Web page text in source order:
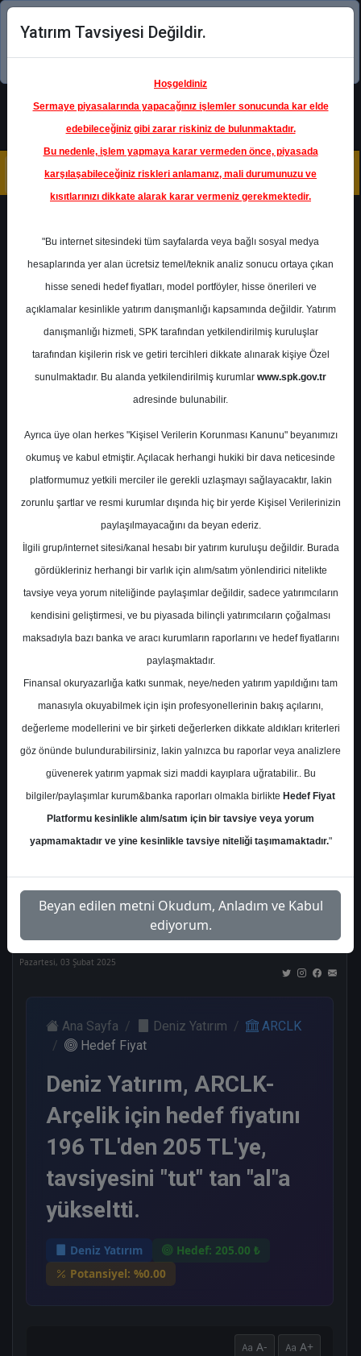
Şimdi uygulamayı indirin!
ARCLK- ARÇELİK A.Ş.
Hedef Fiyat 205.00 ₺
Getiri
%0.00
0 1
En Yüksek Tahmin
Ortalama Fiyat Tahmini
Ortalama Getiri Potansiyeli
Kurum Sayısı
17
6 4
Paralel
Get.
3
Üstü
Get.
2
Yok
1
1
Pazartesi, 03 Şubat 2025
Ana Sayfa Deniz Yatırım
ARCLK
Hedef Fiyat
Deniz Yatırım, ARCLK-
Arçelik için hedef fiyatını
196 TL'den 205 TL'ye,
tavsiyesini "tut" tan "al"a
yükseltti.
Deniz Yatırım
Hedef: 205.00 ₺
Potansiyel: %0.00
A- A+
Yatırım Tavsiyesi Değildir.
Hoşgeldiniz
Sermaye piyasalarında yapacağınız işlemler sonucunda kar elde
edebileceğiniz gibi zarar riskiniz de bulunmaktadır.
Bu nedenle, işlem yapmaya karar vermeden önce, piyasada
karşılaşabileceğiniz riskleri anlamanız, mali durumunuzu ve
kısıtlarınızı dikkate alarak karar vermeniz gerekmektedir.
"Bu internet sitesindeki tüm sayfalarda veya bağlı sosyal medya
hesaplarında yer alan ücretsiz temel/teknik analiz sonucu ortaya çıkan
hisse senedi hedef fiyatları, model portföyler, hisse önerileri ve
açıklamalar kesinlikle yatırım danışmanlığı kapsamında değildir. Yatırım
danışmanlığı hizmeti, SPK tarafından yetkilendirilmiş kuruluşlar
tarafından kişilerin risk ve getiri tercihleri dikkate alınarak kişiye Özel
sunulmaktadır. Bu alanda yetkilendirilmiş kurumlar www.spk.gov.tr
adresinde bulunabilir.
Ayrıca üye olan herkes "Kişisel Verilerin Korunması Kanunu" beyanımızı
okumuş ve kabul etmiştir. Açılacak herhangi hukiki bir dava neticesinde
platformumuz yetkili merciler ile gerekli uzlaşmayı sağlayacaktır, lakin
zorunlu şartlar ve resmi kurumlar dışında hiç bir yerde Kişisel Verilerinizin
paylaşılmayacağını da beyan ederiz.
İlgili grup/internet sitesi/kanal hesabı bir yatırım kuruluşu değildir. Burada
gördükleriniz herhangi bir varlık için alım/satım yönlendirici nitelikte
tavsiye veya yorum niteliğinde paylaşımlar değildir, sadece yatırımcıların
kendisini geliştirmesi, ve bu piyasada bilinçli yatırımcıların çoğalması
maksadıyla bazı banka ve aracı kurumların raporlarını ve hedef fiyatlarını
paylaşmaktadır.
Finansal okuryazarlığa katkı sunmak, neye/neden yatırım yapıldığını tam
manasıyla okuyabilmek için işin profesyonellerinin bakış açılarını,
değerleme modellerini ve bir şirketi değerlerken dikkate aldıkları kriterleri
göz önünde bulundurabilirsiniz, lakin yalnızca bu raporlar veya analizlere
güvenerek yatırım yapmak sizi maddi kayıplara uğratabilir.. Bu
bilgiler/paylaşımlar kurum&banka raporları olmakla birlikte Hedef Fiyat
Platformu kesinlikle alım/satım için bir tavsiye veya yorum
yapmamaktadır ve yine kesinlikle tavsiye niteliği taşımamaktadır."
Beyan edilen metni Okudum, Anladım ve Kabul
ediyorum.